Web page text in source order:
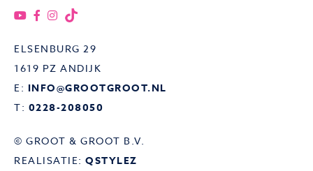
ELSENBURG 29
1619 PZ ANDIJK
E: INFO@GROOTGROOT.NL
T: 0228-208050
© GROOT & GROOT B.V.
REALISATIE: QSTYLEZ